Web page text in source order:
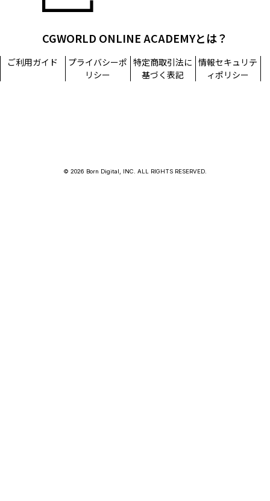
CGWORLD ONLINE ACADEMYとは？
ご利用ガイド
プライバシーポ
リシー
特定商取引法に
基づく表記
情報セキュリテ
ィポリシー
© 2026 Born Digital, INC. ALL RIGHTS RESERVED.